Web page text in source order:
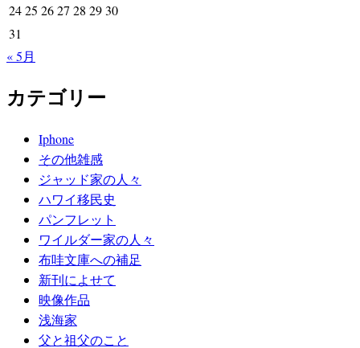
ョ
ン
2425 2627 28 2930
31
« 5月
カテゴリー
Iphone
その他雑感
ジャッド家の人々
ハワイ移民史
パンフレット
ワイルダー家の人々
布哇文庫への補足
新刊によせて
映像作品
浅海家
父と祖父のこと